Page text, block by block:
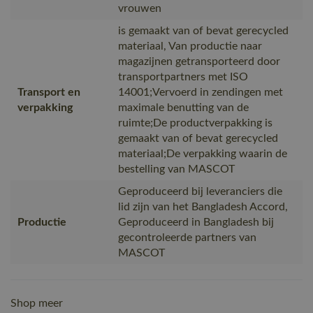
vrouwen
Transport en
verpakking
is gemaakt van of bevat gerecycled
materiaal, Van productie naar
magazijnen getransporteerd door
transportpartners met ISO
14001;Vervoerd in zendingen met
maximale benutting van de
ruimte;De productverpakking is
gemaakt van of bevat gerecycled
materiaal;De verpakking waarin de
bestelling van MASCOT
Productie
Geproduceerd bij leveranciers die
lid zijn van het Bangladesh Accord,
Geproduceerd in Bangladesh bij
gecontroleerde partners van
MASCOT
Shop meer